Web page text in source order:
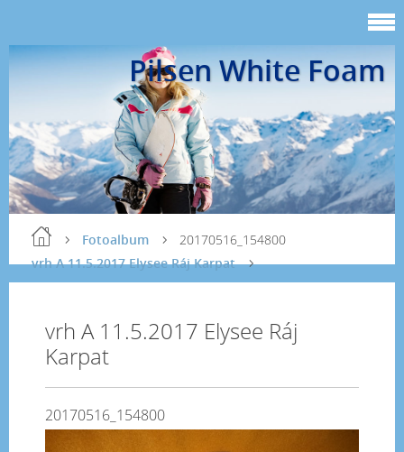
Pilsen White Foam
Fotoalbum
vrh A 11.5.2017 Elysee Ráj Karpat
20170516_154800
vrh A 11.5.2017 Elysee Ráj
Karpat
20170516_154800